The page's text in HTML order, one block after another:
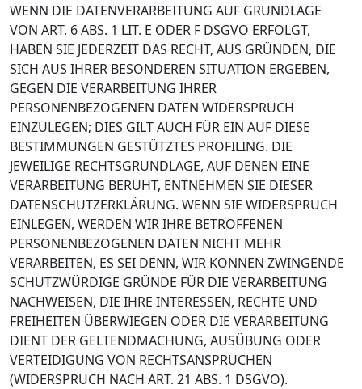
WENN DIE DATENVERARBEITUNG AUF GRUNDLAGE
VON ART. 6 ABS. 1 LIT. E ODER F DSGVO ERFOLGT,
HABEN SIE JEDERZEIT DAS RECHT, AUS GRÜNDEN, DIE
SICH AUS IHRER BESONDEREN SITUATION ERGEBEN,
GEGEN DIE VERARBEITUNG IHRER
PERSONENBEZOGENEN DATEN WIDERSPRUCH
EINZULEGEN; DIES GILT AUCH FÜR EIN AUF DIESE
BESTIMMUNGEN GESTÜTZTES PROFILING. DIE
JEWEILIGE RECHTSGRUNDLAGE, AUF DENEN EINE
VERARBEITUNG BERUHT, ENTNEHMEN SIE DIESER
DATENSCHUTZERKLÄRUNG. WENN SIE WIDERSPRUCH
EINLEGEN, WERDEN WIR IHRE BETROFFENEN
PERSONENBEZOGENEN DATEN NICHT MEHR
VERARBEITEN, ES SEI DENN, WIR KÖNNEN ZWINGENDE
SCHUTZWÜRDIGE GRÜNDE FÜR DIE VERARBEITUNG
NACHWEISEN, DIE IHRE INTERESSEN, RECHTE UND
FREIHEITEN ÜBERWIEGEN ODER DIE VERARBEITUNG
DIENT DER GELTENDMACHUNG, AUSÜBUNG ODER
VERTEIDIGUNG VON RECHTSANSPRÜCHEN
(WIDERSPRUCH NACH ART. 21 ABS. 1 DSGVO).